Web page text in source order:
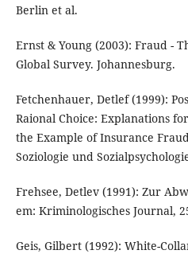
Berlin et al.
Ernst & Young (2003): Fraud -
Global Survey. Johannesburg.
Fetchenhauer, Detlef (1999):
Raional Choice: Explanations
the Example of Insurance
Soziologie und
Frehsee, Detlev (1991): Zur
em: Kriminologisches Journal,
Geis, Gilbert (1992): White-